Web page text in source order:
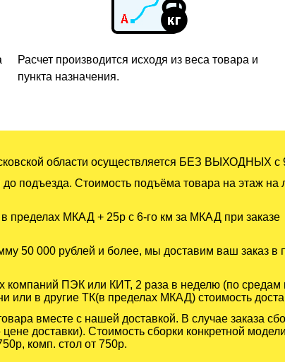
Расчет производится исходя из веса товара и
пункта назначения.
области осуществляется БЕЗ ВЫХОДНЫХ с
до подъезда. Стоимость подъёма товара на этаж
пределах МКАД + 25р с 6-го км за МКАД при заказе
50 000 рублей и более, мы доставим ваш заказ
компаний ПЭК или КИТ, 2 раза в неделю (по средам
или в другие ТК(в пределах МКАД) стоимость
вместе с нашей доставкой. В случае заказа
доставки). Стоимость сборки конкретной
комп. стол от 750р.